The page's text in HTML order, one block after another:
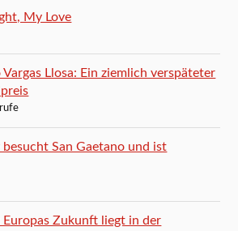
My Love
Vargas Llosa: Ein ziemlich verspäteter
besucht San Gaetano und ist
Zukunft liegt in der